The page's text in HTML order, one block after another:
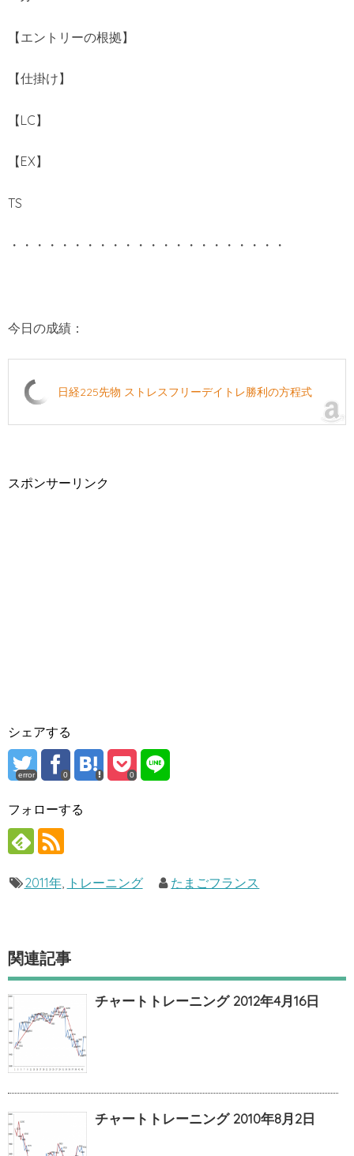
【エントリーの根拠】
【仕掛け】
【LC】
【EX】
TS
・・・・・・・・・・・・・・・・・・・・・・
今日の成績：
日経225先物 ストレスフリーデイトレ勝利の方程式
スポンサーリンク
シェアする
error 0 0
フォローする
2011年, トレーニング たまごフランス
関連記事
チャートトレーニング 2012年4月16日
チャートトレーニング 2010年8月2日